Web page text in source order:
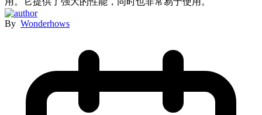
By Wonderhows